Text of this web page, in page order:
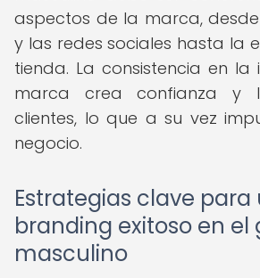
aspectos de la marca,
y las redes sociales hasta la
tienda. La consistencia en
marca crea confianza y
clientes, lo que a su vez
negocio.
Estrategias clave para
branding exitoso en el
masculino